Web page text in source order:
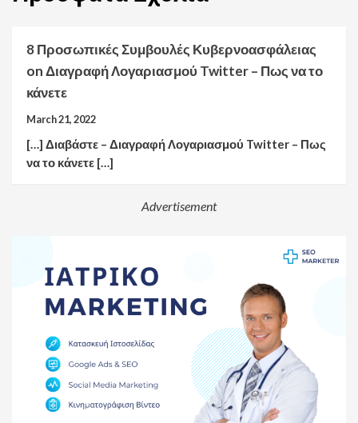
8 Προσωπικές Συμβουλές Κυβερνοασφάλειας
onΔιαγραφή Λογαριασμού Twitter – Πως να το
κάνετε
March 21, 2022
[…] Διαβάστε – Διαγραφή Λογαριασμού Twitter – Πως
να το κάνετε […]
Advertisement